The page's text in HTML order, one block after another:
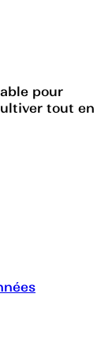
pour
tout en